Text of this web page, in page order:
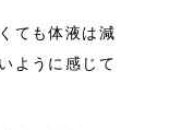
ても体液は減
ように感じて